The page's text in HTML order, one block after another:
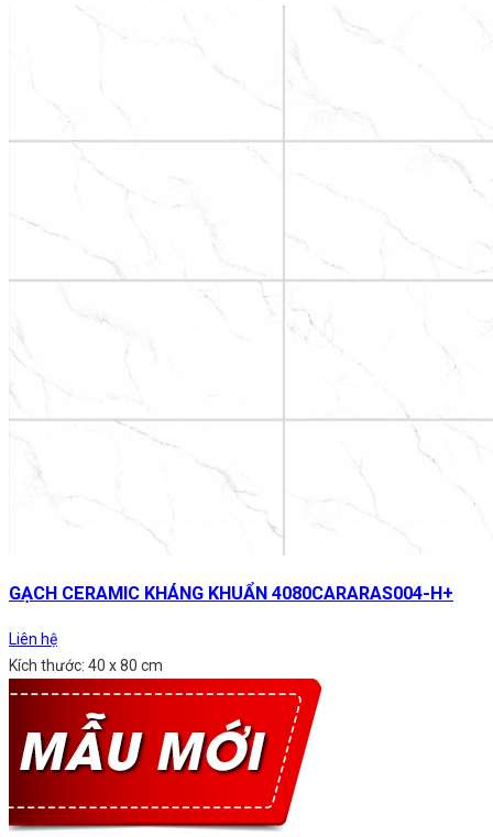
GẠCH CERAMIC KHÁNG KHUẨN 4080CARARAS004-H+
Liên hệ
Kích thước: 40 x 80 cm